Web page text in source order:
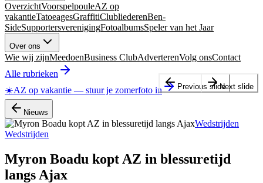
OverzichtVoorspelpouleAZ op
vakantieTatoeagesGraffitiClubliederenBen-
SideSupportersverenigingFotoalbumsSpeler van het Jaar
Over ons
Wie wij zijnMeedoenBusiness ClubAdverterenVolg onsContact
Alle rubrieken
☀️AZ op vakantie — stuur je zomerfoto in
Nieuws
Wedstrijden
Wedstrijden
Myron Boadu kopt AZ in blessuretijd
langs Ajax
Previous slideNext slide